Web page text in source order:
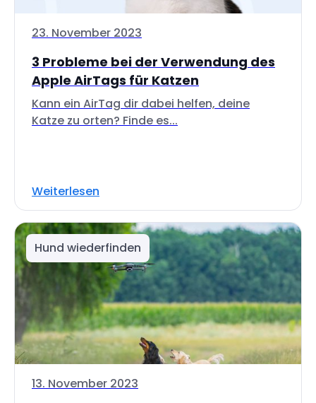
23. November 2023
3 Probleme bei der Verwendung des
Apple AirTags für Katzen
Kann ein AirTag dir dabei helfen, deine
Katze zu orten? Finde es...
Weiterlesen
Hund wiederfinden
13. November 2023